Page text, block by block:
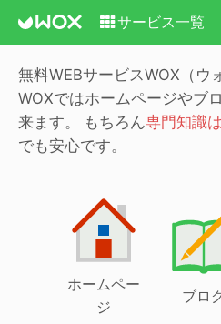
サービス一覧
無料WEBサービスWOX（ウ
WOXではホームページやブ
来ます。
もちろん専門知識
でも安心です。
ホームペー
ジ
ブロ